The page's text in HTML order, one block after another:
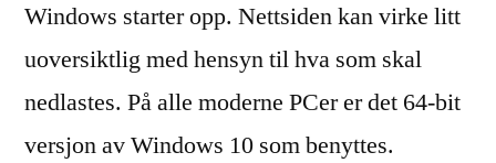
Windows starter opp. Nettsiden kan virke litt
uoversiktlig med hensyn til hva som skal
nedlastes. På alle moderne PCer er det 64-bit
versjon av Windows 10 som benyttes.